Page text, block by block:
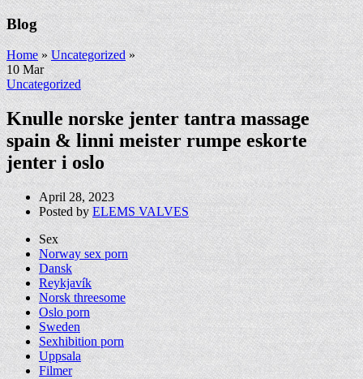
Blog
Home»Uncategorized »
10Mar
Uncategorized
Knulle norske jenter tantra massage
spain & linni meister rumpe eskorte
jenter i oslo
April 28, 2023
Posted byELEMS VALVES
Sex
Norway sex porn
Dansk
Reykjavík
Norsk threesome
Oslo porn
Sweden
Sexhibition porn
Uppsala
Filmer